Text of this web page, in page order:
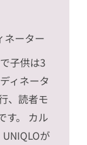
ネーター
子供は3
ィネータ
、読者モ
す。 カル
が